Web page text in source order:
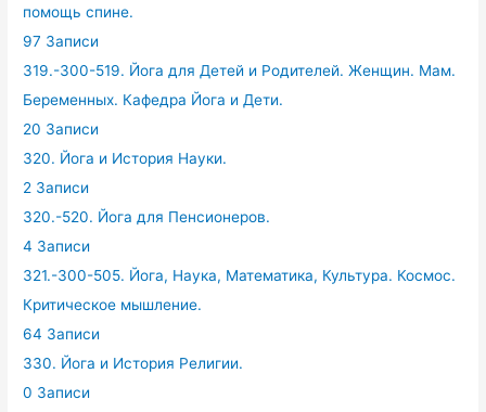
помощь спине.
97 Записи
319.-300-519. Йога для Детей и Родителей. Женщин. Мам.
Беременных. Кафедра Йога и Дети.
20 Записи
320. Йога и История Науки.
2 Записи
320.-520. Йога для Пенсионеров.
4 Записи
321.-300-505. Йога, Наука, Математика, Культура. Космос.
Критическое мышление.
64 Записи
330. Йога и История Религии.
0 Записи